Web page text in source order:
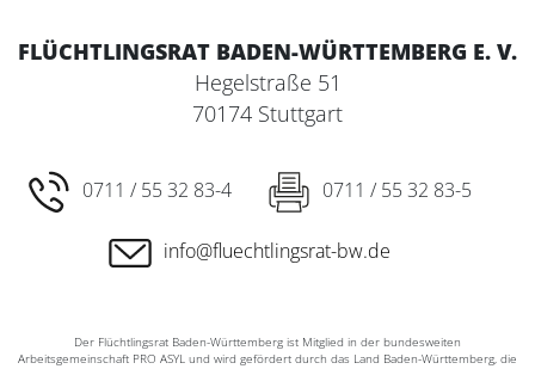
FLÜCHTLINGSRAT BADEN-WÜRTTEMBERG E. V.
Hegelstraße 51
70174 Stuttgart
0711 / 55 32 83-4 0711 / 55 32 83-5
info@fluechtlingsrat-bw.de
Der Flüchtlingsrat Baden-Württemberg ist Mitglied in der bundesweiten
Arbeitsgemeinschaft PRO ASYL und wird gefördert durch das Land Baden-Württemberg, die